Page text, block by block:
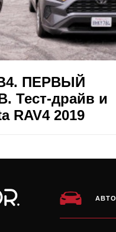
ПЕРВЫЙ
Тест-драйв и
RAV4 2019
АВТО